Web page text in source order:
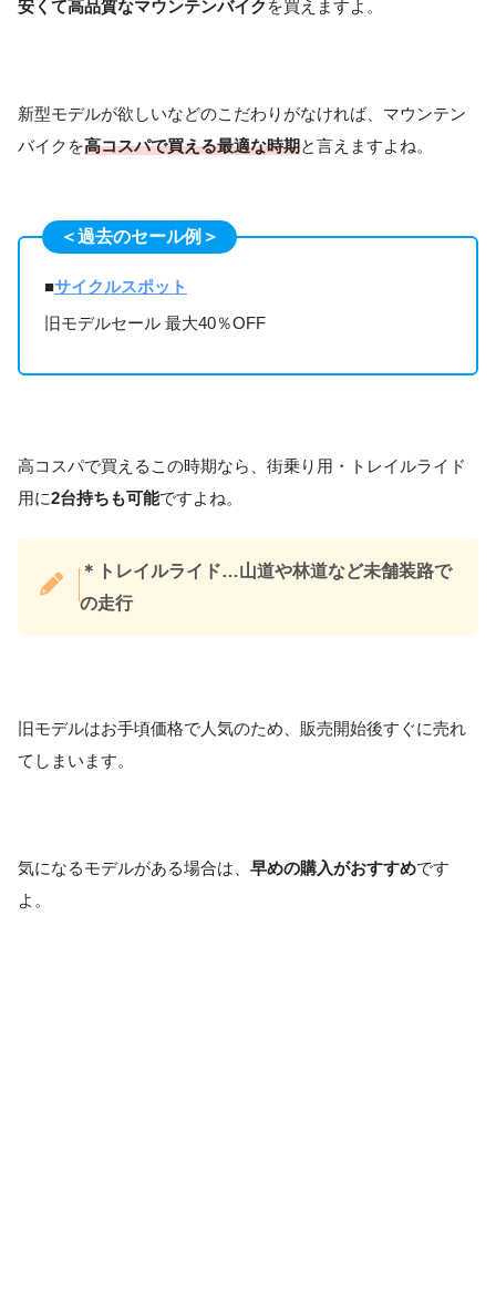
安くて高品質なマウンテンバイク を買えますよ。
新型モデルが欲しいなどのこだわりがなければ、マウンテン
バイクを高コスパで買える最適な時期と言えますよね。
＜過去のセール例＞
■サイクルスポット
旧モデルセール 最大40％OFF
高コスパで買えるこの時期なら、街乗り用・トレイルライド
用に2台持ちも可能ですよね。
＊トレイルライド…山道や林道など未舗装路で
の走行
旧モデルはお手頃価格で人気のため、販売開始後すぐに売れ
てしまいます。
気になるモデルがある場合は、 早めの購入がおすすめです
よ。